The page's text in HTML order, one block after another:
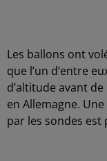
Les ballons ont
que l’un d’entre
d’altitude avant
en Allemagne.
par les sondes est